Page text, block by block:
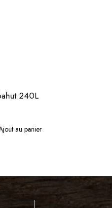
240L
au panier